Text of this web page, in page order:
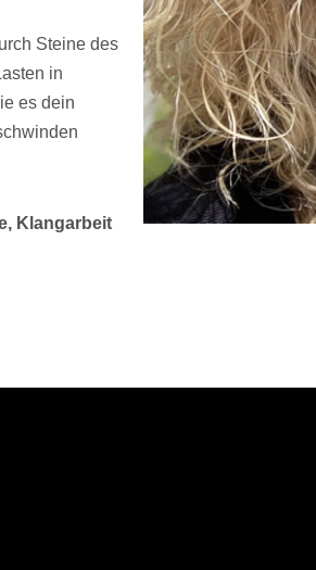
Steine des
in
es dein
Klangarbeit